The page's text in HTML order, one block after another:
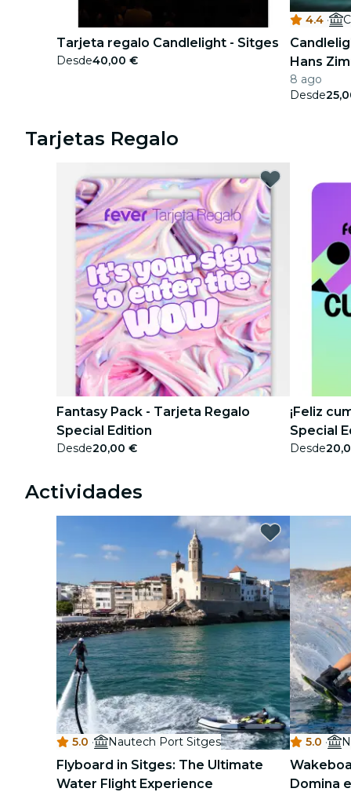
conciertos
restaurantes
Tarjeta regalo Candlelight - Sitges
Desde40,00 €
4.4 ·
Hans
8 ago
Desde
Tarjetas Regalo
Fantasy Pack - Tarjeta Regalo
Special Edition
Desde20,00 €
¡Feliz
Special
Desde
Actividades
5.0 · Nautech Port Sitges
Flyboard in Sitges: The Ultimate
Water Flight Experience
5.0 ·
Domina